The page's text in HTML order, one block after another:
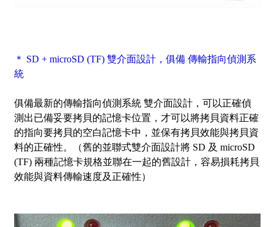
＊ SD + microSD (TF) 雙介面設計，俱備 傳輸指向偵測系
統
俱備最新的傳輸指向偵測系統 雙介面設計，可以正確偵
測出已備妥要拷貝的記憶卡位置，才可以將拷貝資料正確
的指向要拷貝的空白記憶卡中，並保有拷貝效能與拷貝資
料的正確性。（舊的並聯式雙介面設計將 SD 及 microSD
(TF) 兩種記憶卡規格並聯在一起的舊設計，容易損耗拷貝
效能與資料傳輸速度及正確性）